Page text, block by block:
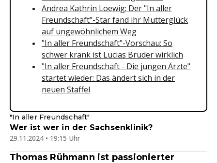
Andrea Kathrin Loewig: Der "In aller
Freundschaft"-Star fand ihr Mutterglück
auf ungewöhnlichem Weg
"In aller Freundschaft"-Vorschau: So
schwer krank ist Lucias Bruder wirklich
"In aller Freundschaft - Die jungen Ärzte"
startet wieder: Das ändert sich in der
neuen Staffel
"In aller Freundschaft"
Wer ist wer in der Sachsenklinik?
29.11.2024 • 19:15 Uhr
Thomas Rühmann ist passionierter